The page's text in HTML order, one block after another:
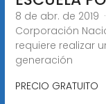
8 de abr. de 2019
Corporación
requiere realizar
generación
PRECIO GRATUITO